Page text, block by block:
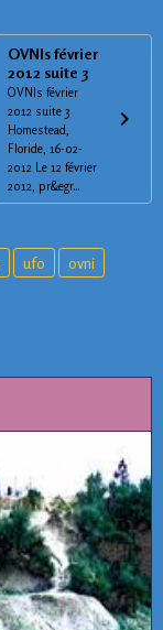
OVNIs février
2012 suite 3
OVNIs février
2012 suite 3
Homestead,
Floride, 16-02-
2012 Le 12 février
2012, pr&egr...
ufo
ovni